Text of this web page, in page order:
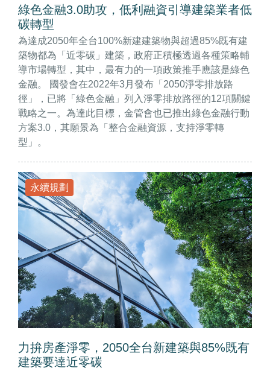
綠色金融3.0助攻，低利融資引導建築業者低
碳轉型
為達成2050年全台100%新建建築物與超過85%既有建
築物都為「近零碳」建築，政府正積極透過各種策略輔
導市場轉型，其中，最有力的一項政策推手應該是綠色
金融。 國發會在2022年3月發布「2050淨零排放路
徑」，已將「綠色金融」列入淨零排放路徑的12項關鍵
戰略之一。為達此目標，金管會也已推出綠色金融行動
方案3.0，其願景為「整合金融資源，支持淨零轉
型」。
永續規劃
力拚房產淨零，2050全台新建築與85%既有
建築要達近零碳